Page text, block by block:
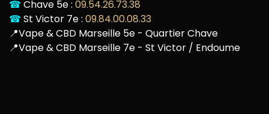
☎ Chave 5e : 09.54.26.73.38
☎ St Victor 7e : 09.84.00.08.33
📍Vape & CBD Marseille 5e - Quartier Chave
📍Vape & CBD Marseille 7e - St Victor / Endoume